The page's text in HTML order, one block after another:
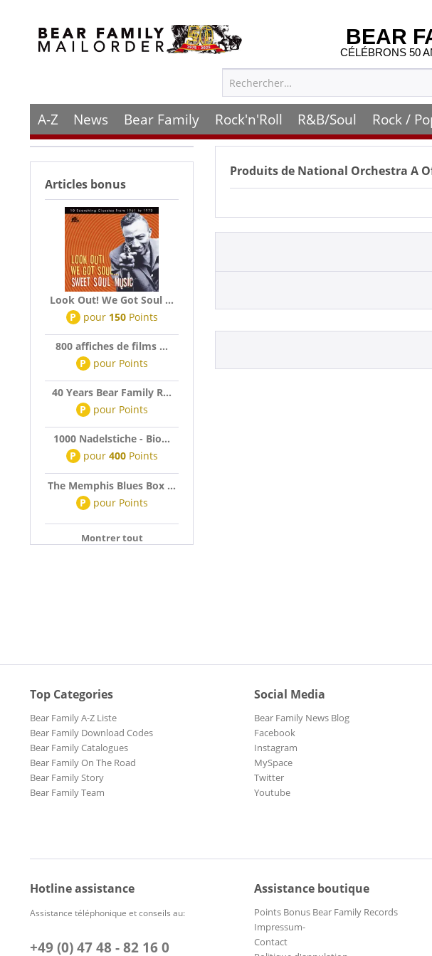
BEAR
CÉLÉBRONS 50
A-Z News Bear Family Rock'n'Roll R&B/Soul Rock /
Articles bonus
Look Out! We Got Soul ...
P pour 150Points
800 affiches de films ...
P pour Points
40 Years Bear Family R...
P pour Points
1000 Nadelstiche - Bio...
P pour 400Points
The Memphis Blues Box ...
P pour Points
Montrer tout
Produits de National Orchestra A
Top Categories
Bear Family A-Z Liste
Bear Family Download Codes
Bear Family Catalogues
Bear Family On The Road
Bear Family Story
Bear Family Team
Social Media
Bear Family News Blog
Facebook
Instagram
MySpace
Twitter
Youtube
Hotline assistance
Assistance téléphonique et conseils au:
+49 (0) 47 48 - 82 16 0
Assistance boutique
Points Bonus Bear Family Records
Impressum-
Contact